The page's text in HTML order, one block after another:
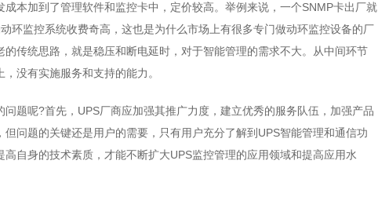
本加到了管理软件和监控卡中，定价较高。举例来说，一个SNMP卡出厂就
环监控系统收费奇高，这也是为什么市场上有很多专门做动环监控设备的厂
传统思路，就是稳压和断电延时，对于智能管理的需求不大。从中间环节
没有实施服务和支持的能力。
题呢?首先，UPS厂商应加强其推广力度，建立优秀的服务队伍，加强产品
问题的关键还是用户的需要，只有用户充分了解到UPS智能管理和通信功
自身的技术素质，才能不断扩大UPS监控管理的应用领域和提高应用水